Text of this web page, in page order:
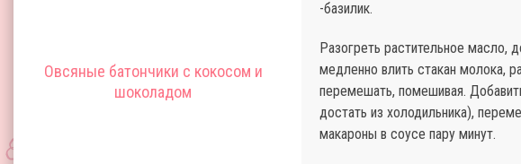
Овсяные батончики с кокосом и
шоколадом
-базилик.
Разогреть растительное масло,
медленно влить стакан молока,
перемешать, помешивая.
достать из холодильника),
макароны в соусе пару минут.